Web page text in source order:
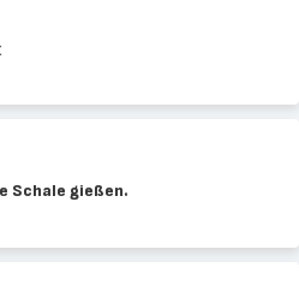
Schale gießen.